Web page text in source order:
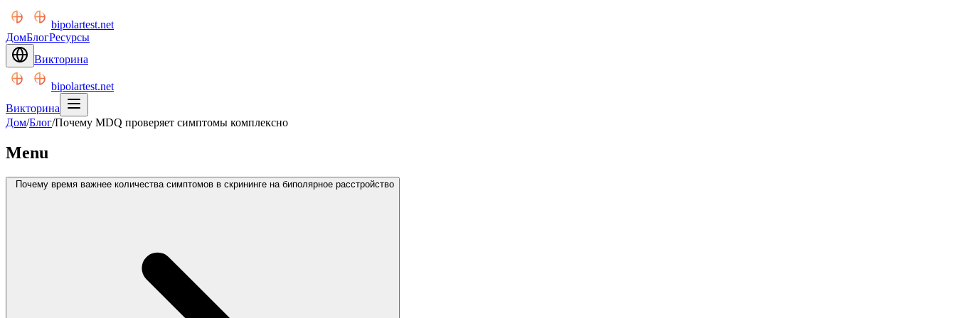
bipolartest.net
ДомБлогРесурсы
Викторина
bipolartest.net
Викторина
Дом/Блог/Почему MDQ проверяет симптомы комплексно
Menu
Почему время важнее количества симптомов в скрининге на биполярное расстройство